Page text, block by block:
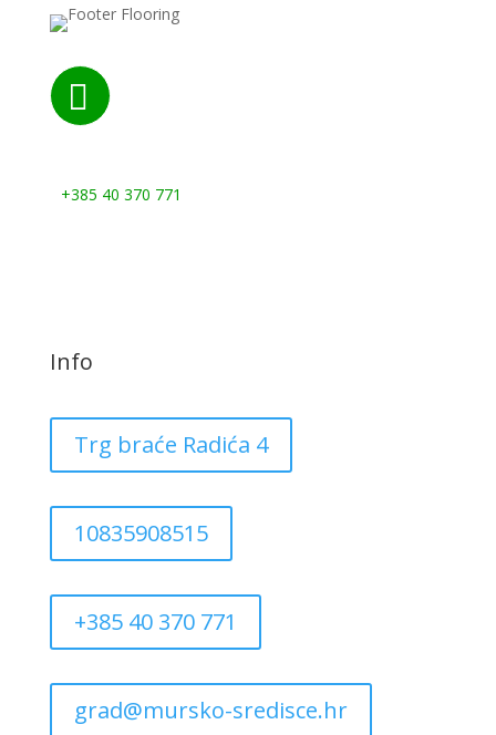

+385 40 370 771
Info
Trg braće Radića 4
10835908515
+385 40 370 771
grad@mursko-sredisce.hr